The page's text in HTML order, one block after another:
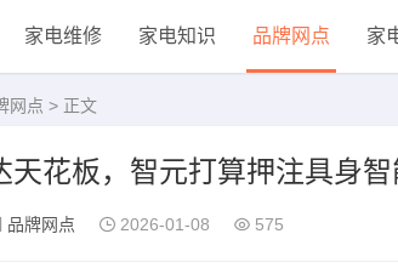
家电维修 家电知识 品牌网点 家
网点 > 正文
天花板，智元打算押注具身
品牌网点 2026-01-08 575